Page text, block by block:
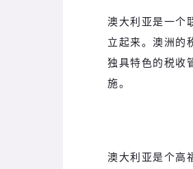
澳大利亚是一个
立起来。澳洲的
独具特色的税收
施。
澳大利亚是个高